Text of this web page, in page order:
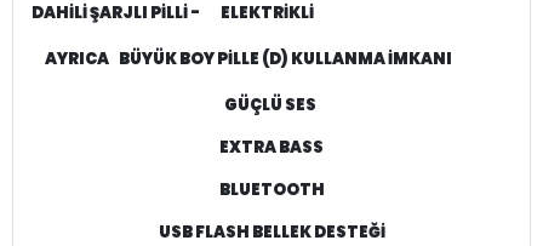
DAHİLİ ŞARJLI PİLLİ -
ELEKTRİKLİ
AYRICA BÜYÜK BOY PİLLE (D) KULLANMA İMKANI
GÜÇLÜ SES
EXTRA BASS
BLUETOOTH
USB FLASH BELLEK DESTEĞİ